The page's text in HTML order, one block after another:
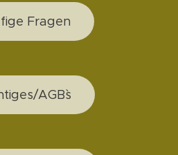
Fragen
AGB`s